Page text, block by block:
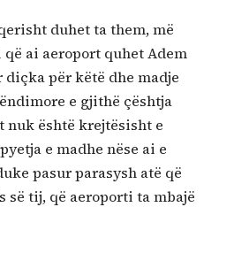
duhet ta them, më
ai aeroport quhet Adem
diçka për këtë dhe madje
e gjithë çështja
nuk është krejtësisht e
e madhe nëse ai e
pasur parasysh atë që
së tij, që aeroporti ta mbajë